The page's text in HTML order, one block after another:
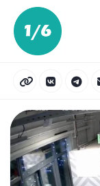
Перейти
содержанию